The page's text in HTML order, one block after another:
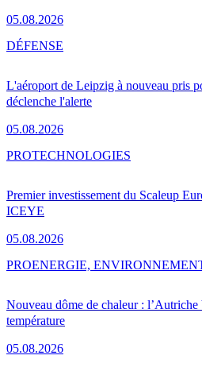
05.08.2026
L'aéroport de Leipzig à nouveau pris
déclenche l'alerte
05.08.2026
DÉFENSE
Premier investissement du Scaleup
ICEYE
05.08.2026
PROTECHNOLOGIES
Nouveau dôme de chaleur :
température
05.08.2026
PROENERGIE,